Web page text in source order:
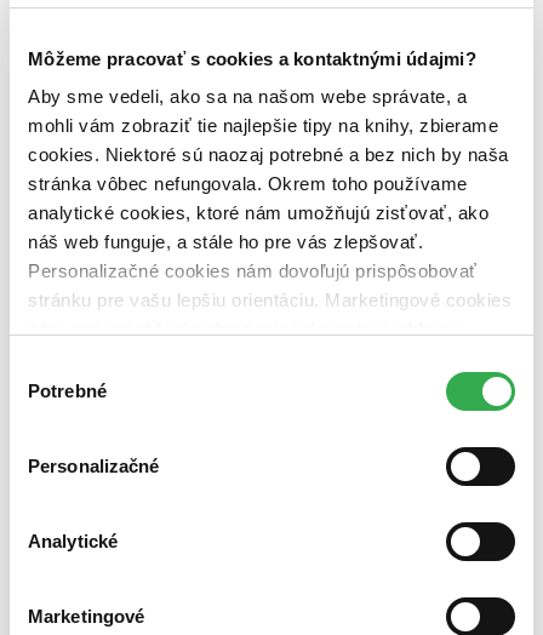
Môžeme pracovať s cookies a kontaktnými údajmi?
Aby sme vedeli, ako sa na našom webe správate, a
mohli vám zobraziť tie najlepšie tipy na knihy, zbierame
cookies. Niektoré sú naozaj potrebné a bez nich by naša
stránka vôbec nefungovala. Okrem toho používame
analytické cookies, ktoré nám umožňujú zisťovať, ako
náš web funguje, a stále ho pre vás zlepšovať.
Personalizačné cookies nám dovoľujú prispôsobovať
stránku pre vašu lepšiu orientáciu. Marketingové cookies
nám pomohlo, keby sme mohli používať všetky tieto
súhlasu
Potrebné
Personalizačné
Analytické
Marketingové
pre dospelých (1 titul)pre dospelých1
Vydavateľstvo
Väzba
brožovaná väzba (1 titul)brožovaná väzba 1
Zúžiť výber
Zoradiť
Top hodnotené
Novinky
Najvyššia zľava
Zrušiť filtre